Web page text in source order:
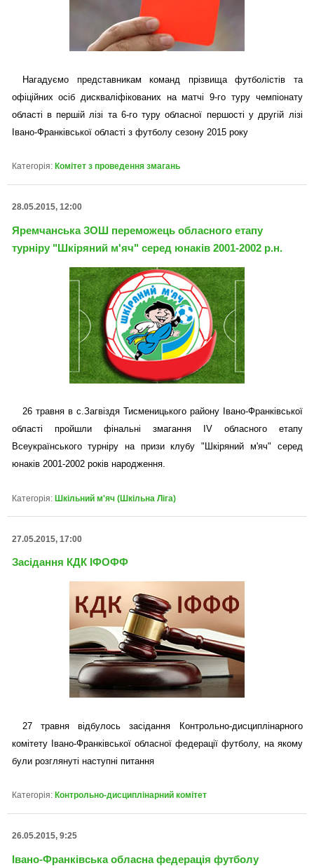
Нагадуємо представникам команд прізвища футболістів та
офіційних осіб дискваліфікованих на матчі 9-го туру чемпіонату
області в першій лізі та 6-го туру обласної першості у другій лізі
Івано-Франківської області з футболу сезону 2015 року
Категорія: Комітет з проведення змагань
28.05.2015, 12:00
Яремчанська ЗОШ переможець обласного етапу
турніру "Шкіряний м'яч" серед юнаків 2001-2002 р.н.
26 травня в с.Загвіздя Тисменицького району Івано-Франківської
області пройшли фінальні змагання IV обласного етапу
Всеукраїнського турніру на призи клубу "Шкіряний м'яч" серед
юнаків 2001-2002 років народження.
Категорія: Шкільний м'яч (Шкільна Ліга)
27.05.2015, 17:00
Засідання КДК ІФОФФ
27 травня відбулось засідання Контрольно-дисциплінарного
комітету Івано-Франківської обласної федерації футболу, на якому
були розглянуті наступні питання
Категорія: Контрольно-дисциплінарний комітет
26.05.2015, 9:25
Івано-Франківська обласна федерація футболу